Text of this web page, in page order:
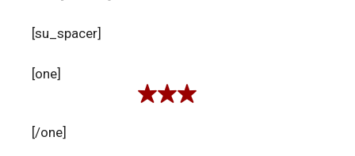
[su_spacer]
[one]
[/one]